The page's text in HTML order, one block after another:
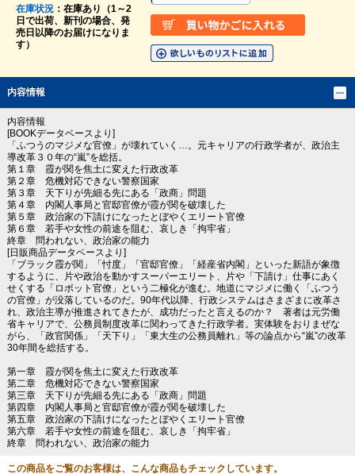
在庫状況：在庫あり（1～2
日で出荷、新刊の場合、発
売日以降のお届けになりま
す）
内容情報
内容情報
[BOOKデータベースより]
「ふつうのマジメな官僚」が壊れていく…。元キャリアの行政学者が、政治主
導改革３０年の“嵐”を総括。
第１章 霞が関を焦土に変えた行政改革
第２章 危機対応できない警察国家
第３章 天下りが先細る先にある「政商」問題
第４章 内閣人事局と官邸官僚が霞が関を破壊した
第５章 政治家の下請けになったとぼやくエリート官僚
第６章 若手や女性の前途を阻む、哀しき「拘牢省」
終章 問われない、政治家の能力
[日販商品データベースより]
「ブラック霞が関」「忖度」「官邸官僚」「経産省内閣」といった新語が象徴
するように、片や政治を動かすスーパーエリート、片や「下請け」仕事にあく
せくする「ロボット官僚」という二極化が進む。地道にマジメに働く「ふつう
の官僚」が没落しているのだ。90年代以降、行政システムはさまざまに改革さ
れ、政治主導が推進されてきたが、成功だったと言えるのか？ 著者は元労働
省キャリアで、公務員制度改革に関わってきた行政学者。実体験をおりまぜな
がら、「政官関係」「天下り」「東大生の公務員離れ」等の論点から“嵐”の改革
30年間を総括する。
第一章 霞が関を焦土に変えた行政改革
第二章 危機対応できない警察国家
第三章 天下りが先細る先にある「政商」問題
第四章 内閣人事局と官邸官僚が霞が関を破壊した
第五章 政治家の下請けになったとぼやくエリート官僚
第六章 若手や女性の前途を阻む、哀しき「拘牢省」
終章 問われない、政治家の能力
この商品をご覧のお客様は、こんな商品もチェックしています。